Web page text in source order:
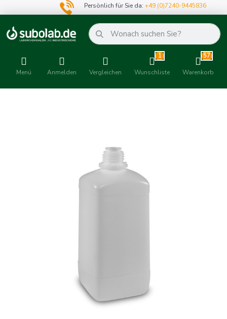
Persönlich für Sie da:+49 (0)7240-9445836
Menü Anmelden Vergleichen
1
Wunschliste
57
Warenkorb